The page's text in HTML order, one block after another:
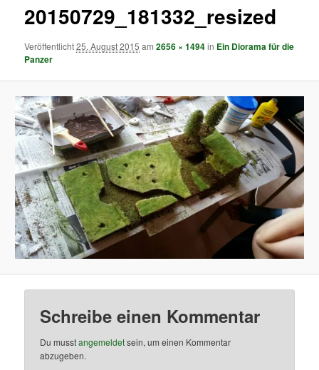
20150729_181332_resized
Veröffentlicht25. August 2015 am2656 × 1494in Ein Diorama für die
Panzer
Schreibe einen Kommentar
Du musstangemeldetsein, um einen Kommentar
abzugeben.